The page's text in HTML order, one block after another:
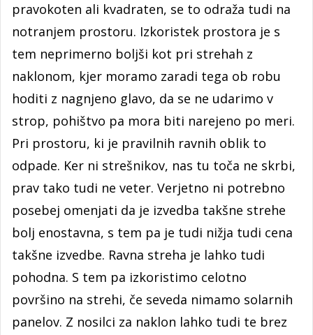
pravokoten ali kvadraten, se to odraža tudi na
notranjem prostoru. Izkoristek prostora je s
tem neprimerno boljši kot pri strehah z
naklonom, kjer moramo zaradi tega ob robu
hoditi z nagnjeno glavo, da se ne udarimo v
strop, pohištvo pa mora biti narejeno po meri.
Pri prostoru, ki je pravilnih ravnih oblik to
odpade. Ker ni strešnikov, nas tu toča ne skrbi,
prav tako tudi ne veter. Verjetno ni potrebno
posebej omenjati da je izvedba takšne strehe
bolj enostavna, s tem pa je tudi nižja tudi cena
takšne izvedbe. Ravna streha je lahko tudi
pohodna. S tem pa izkoristimo celotno
površino na strehi, če seveda nimamo solarnih
panelov. Z nosilci za naklon lahko tudi te brez